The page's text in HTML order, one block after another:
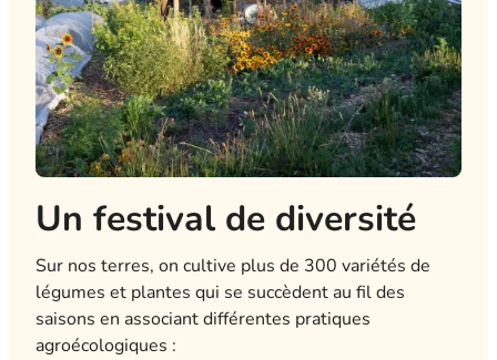
Un festival de diversité
Sur nos terres, on cultive plus de 300 variétés de
légumes et plantes qui se succèdent au fil des
saisons en associant différentes pratiques
agroécologiques :